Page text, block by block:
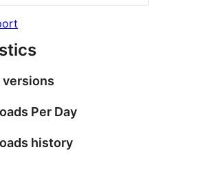
Per Day
history